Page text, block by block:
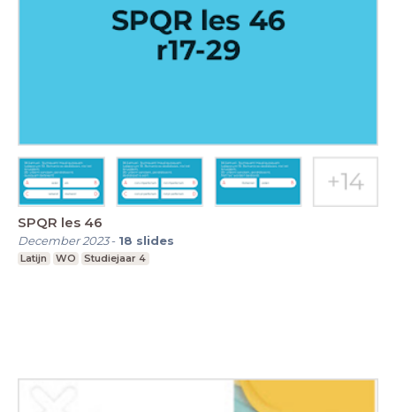
SPQR les 46
December 2023- 18 slides
Latijn WO Studiejaar 4